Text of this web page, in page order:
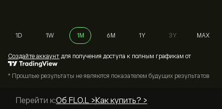
1D 1W 1M 6M 1Y 3Y MAX
Cоздайте аккаунт для получения доступа к полным графикам от
* Прошлые результаты не являются показателем будущих результатов
Перейти к:Об FLO.L > Как купить? >